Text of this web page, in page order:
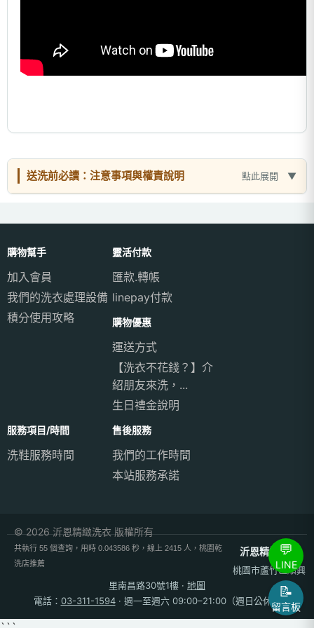
送洗前必讀：注意事項與權責說明 點此展開
購物幫手
加入會員
我們的洗衣處理設備
積分使用攻略
靈活付款
匯款.轉帳
linepay付款
購物優惠
運送方式
【洗衣不花錢？】介
紹朋友來洗，...
生日禮金說明
服務項目/時間
洗鞋服務時間
售後服務
我們的工作時間
本站服務承諾
© 2026 沂恩精緻洗衣 版權所有
共執行 55 個查詢，用時 0.043586 秒，線上 2415 人，桃園乾
洗店推薦
沂恩精緻洗衣
桃園市蘆竹區順興
里南昌路30號1樓 · 地圖
電話： 03-311-1594· 週一至週六 09:00–21:00（週日公休）
💬
LINE
📝
留言板